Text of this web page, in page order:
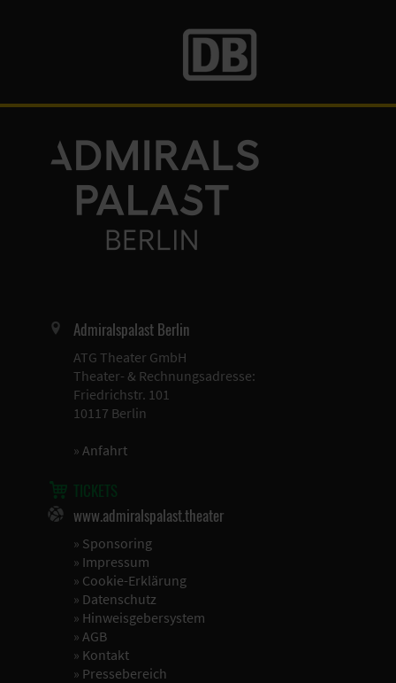
Admiralspalast Berlin
ATG Theater GmbH
Theater- & Rechnungsadresse:
Friedrichstr. 101
10117 Berlin
» Anfahrt
TICKETS
www.admiralspalast.theater
» Sponsoring
» Impressum
» Cookie-Erklärung
» Datenschutz
» Hinweisgebersystem
» AGB
» Kontakt
» Pressebereich